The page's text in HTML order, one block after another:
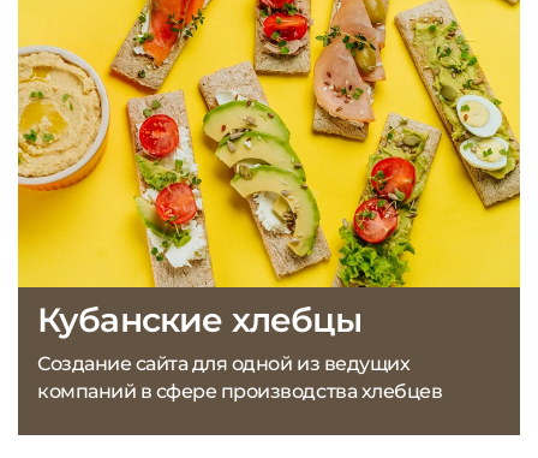
Кубанские хлебцы
Создание сайта для одной из ведущих
компаний в сфере производства хлебцев